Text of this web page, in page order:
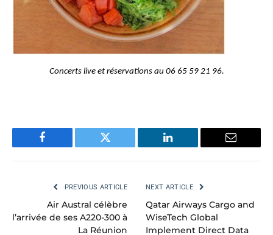
Concerts live et réservations au 06 65 59 21 96.
Facebook Twitter LinkedIn Email
PREVIOUS ARTICLE
Air Austral célèbre
l’arrivée de ses A220-300 à
La Réunion
NEXT ARTICLE
Qatar Airways Cargo and
WiseTech Global
Implement Direct Data